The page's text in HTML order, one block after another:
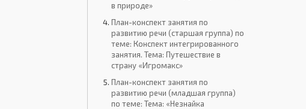
в природе»
План-конспект занятия по
развитию речи (старшая группа) по
теме: Конспект интегрированного
занятия. Тема: Путешествие в
страну «Игромакс»
План-конспект занятия по
развитию речи (младшая группа)
по теме: Тема: «Незнайка